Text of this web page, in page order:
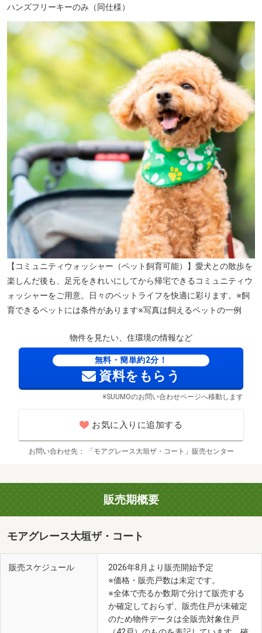
ハンズフリーキーのみ（同仕様）
【コミュニティウォッシャー（ペット飼育可能）】愛犬との散歩を
楽しんだ後も、足元をきれいにしてから帰宅できるコミュニティウ
ォッシャーをご用意。日々のペットライフを快適に彩ります。※飼
育できるペットには条件があります※写真は飼えるペットの一例
物件を見たい、住環境の情報など
無料・簡単約2分！
資料をもらう
※SUUMOのお問い合わせページへ移動します
お気に入りに追加する
お問い合わせ先 「モアグレース大垣ザ・コート」販売センター
販売期概要
モアグレース大垣ザ・コート
販売スケジュール
2026年8月より販売開始予定
※価格・販売戸数は未定です。
※全体で売るか数期で分けて販売する
か確定しておらず、販売住戸が未確定
のため物件データは全販売対象住戸